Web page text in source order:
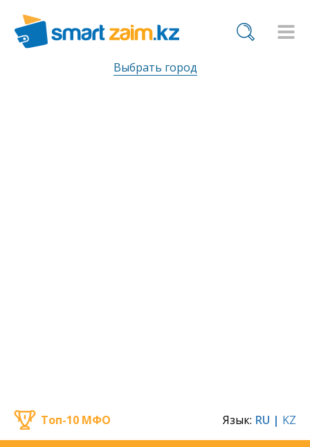
Выбрать город
Топ-10 МФО Язык: RU | KZ